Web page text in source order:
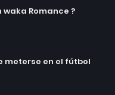
waka Romance ?
meterse en el fútbol